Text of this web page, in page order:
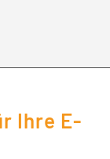
Ihre E-